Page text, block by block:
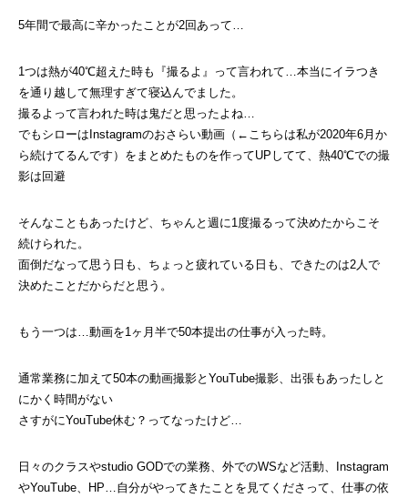
5年間で最高に辛かったことが2回あって…
1つは熱が40℃超えた時も『撮るよ』って言われて…本当にイラつき
を通り越して無理すぎて寝込んでました。
撮るよって言われた時は鬼だと思ったよね…
でもシローはInstagramのおさらい動画（←こちらは私が2020年6月か
ら続けてるんです）をまとめたものを作ってUPしてて、熱40℃での撮
影は回避
そんなこともあったけど、ちゃんと週に1度撮るって決めたからこそ
続けられた。
面倒だなって思う日も、ちょっと疲れている日も、できたのは2人で
決めたことだからだと思う。
もう一つは…動画を1ヶ月半で50本提出の仕事が入った時。
通常業務に加えて50本の動画撮影とYouTube撮影、出張もあったしと
にかく時間がない
さすがにYouTube休む？ってなったけど…
日々のクラスやstudio GODでの業務、外でのWSなど活動、Instagram
やYouTube、HP…自分がやってきたことを見てくださって、仕事の依